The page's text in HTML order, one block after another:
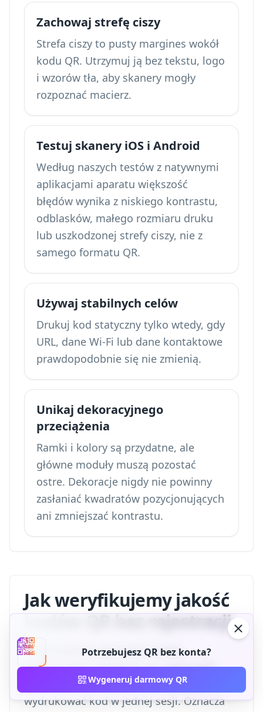
Zachowaj strefę ciszy
Strefa ciszy to pusty margines wokół
kodu QR. Utrzymuj ją bez tekstu, logo
i wzorów tła, aby skanery mogły
rozpoznać macierz.
Testuj skanery iOS i Android
Według naszych testów z natywnymi
aplikacjami aparatu większość
błędów wynika z niskiego kontrastu,
odblasków, małego rozmiaru druku
lub uszkodzonej strefy ciszy, nie z
samego formatu QR.
Używaj stabilnych celów
Drukuj kod statyczny tylko wtedy, gdy
URL, dane Wi-Fi lub dane kontaktowe
prawdopodobnie się nie zmienią.
Unikaj dekoracyjnego
przeciążenia
Ramki i kolory są przydatne, ale
główne moduły muszą pozostać
ostre. Dekoracje nigdy nie powinny
zasłaniać kwadratów pozycjonujących
ani zmniejszać kontrastu.
Jak weryfikujemy jakość
kodów QR bez rejestracji
Zbudowaliśmy generator wokół
praktycznego założenia, że użytkownik
może utworzyć, pobrać, przetestować i
wydrukować kod w jednej sesji. Oznacza
Potrzebujesz QR bez konta?
Wygeneruj darmowy QR